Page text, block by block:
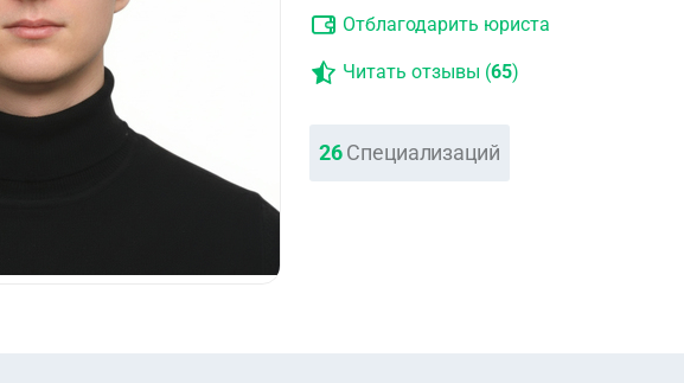
Отблагодарить юриста
Читать отзывы (65)
26 Специализаций